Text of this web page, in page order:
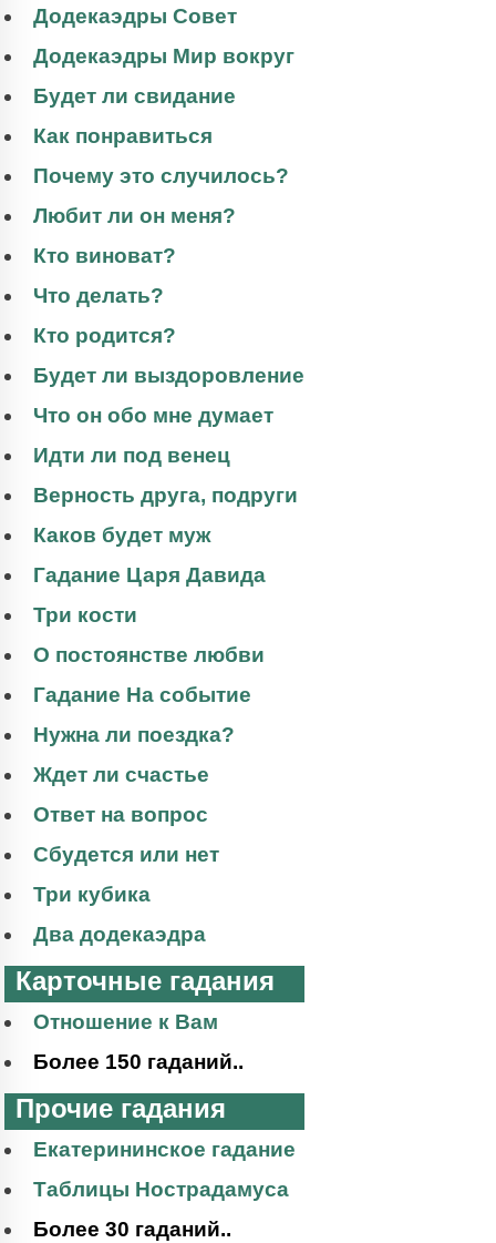
Додекаэдры Совет
Додекаэдры Мир вокруг
Будет ли свидание
Как понравиться
Почему это случилось?
Любит ли он меня?
Кто виноват?
Что делать?
Кто родится?
Будет ли выздоровление
Что он обо мне думает
Идти ли под венец
Верность друга, подруги
Каков будет муж
Гадание Царя Давида
Три кости
О постоянстве любви
Гадание На событие
Нужна ли поездка?
Ждет ли счастье
Ответ на вопрос
Сбудется или нет
Три кубика
Два додекаэдра
Карточные гадания
Отношение к Вам
Более 150 гаданий..
Прочие гадания
Екатерининское гадание
Таблицы Нострадамуса
Более 30 гаданий..